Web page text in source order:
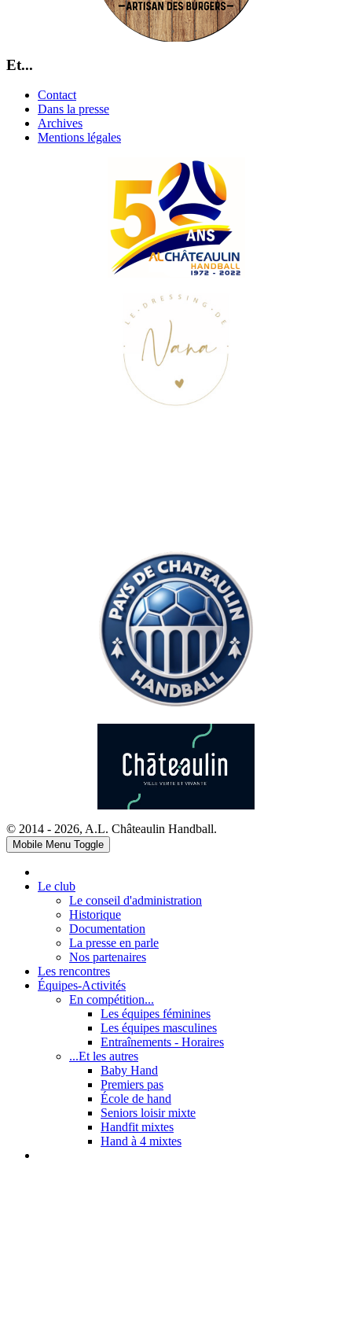
Et...
Contact
Dans la presse
Archives
Mentions légales
© 2014 - 2026, A.L. Châteaulin Handball.
Mobile Menu Toggle
Le club
Le conseil d'administration
Historique
Documentation
La presse en parle
Nos partenaires
Les rencontres
Équipes-Activités
En compétition...
Les équipes féminines
Les équipes masculines
Entraînements - Horaires
...Et les autres
Baby Hand
Premiers pas
École de hand
Seniors loisir mixte
Handfit mixtes
Hand à 4 mixtes